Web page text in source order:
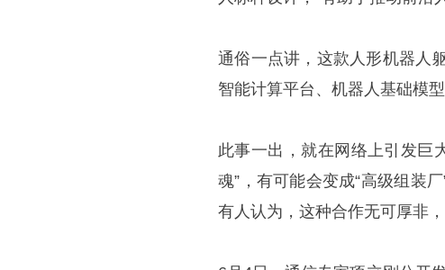
通俗一点讲，这款人形机器人
智能计算平台、机器人基础模
此事一出，就在网络上引发巨
魂”，有可能会变成“高级组装
有人认为，这种合作无可厚非，